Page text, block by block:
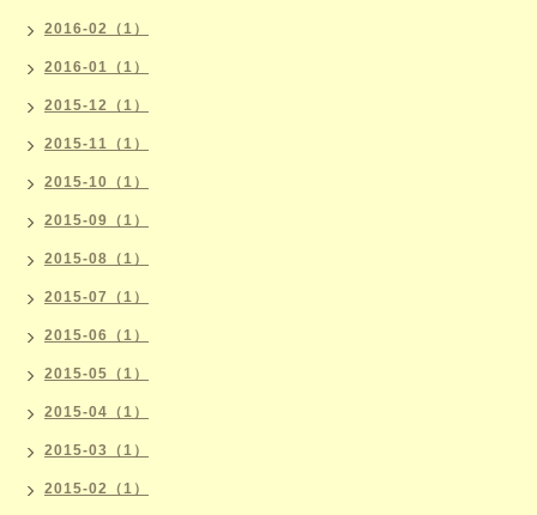
2016-02（1）
2016-01（1）
2015-12（1）
2015-11（1）
2015-10（1）
2015-09（1）
2015-08（1）
2015-07（1）
2015-06（1）
2015-05（1）
2015-04（1）
2015-03（1）
2015-02（1）